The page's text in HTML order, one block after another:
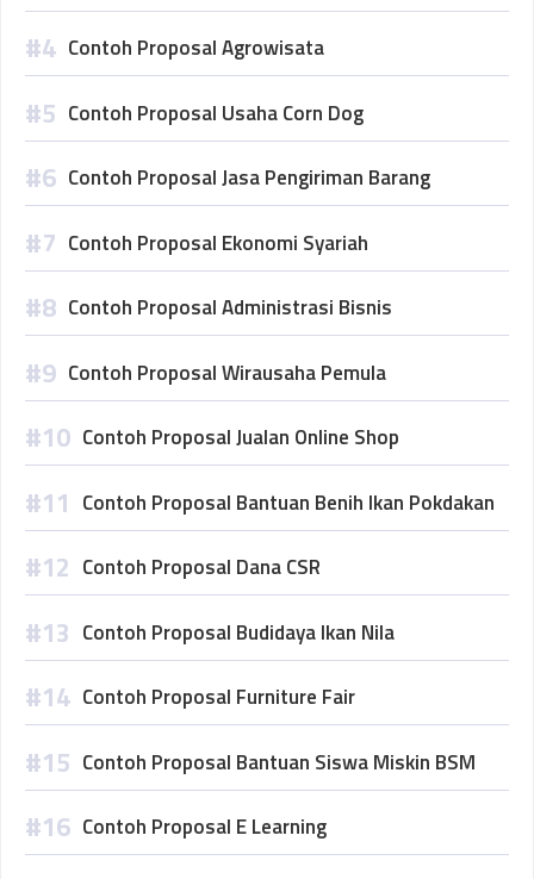
Contoh Proposal Agrowisata
Contoh Proposal Usaha Corn Dog
Contoh Proposal Jasa Pengiriman Barang
Contoh Proposal Ekonomi Syariah
Contoh Proposal Administrasi Bisnis
Contoh Proposal Wirausaha Pemula
Contoh Proposal Jualan Online Shop
Contoh Proposal Bantuan Benih Ikan Pokdakan
Contoh Proposal Dana CSR
Contoh Proposal Budidaya Ikan Nila
Contoh Proposal Furniture Fair
Contoh Proposal Bantuan Siswa Miskin BSM
Contoh Proposal E Learning